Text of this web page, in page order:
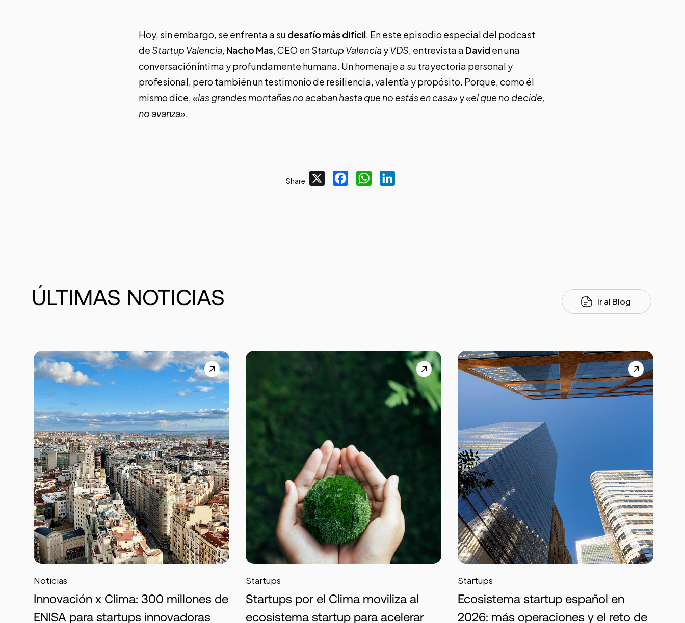
Hoy, sin embargo, se enfrenta a su desafío más difícil. En este episodio especial del podcast
de Startup Valencia, Nacho Mas, CEO enStartup ValenciayVDS, entrevista a Daviden una
conversación íntima y profundamente humana. Un homenaje a su trayectoria personal y
profesional, pero también un testimonio de resiliencia, valentía y propósito. Porque, como él
mismo dice,«las grandes montañas no acaban hasta que no estás en casa»y«el que no decide,
no avanza».
Share FacebookWhatsApp
ÚLTIMAS NOTICIAS Ir al Blog
Noticias
Innovación x Clima: 300 millones de
ENISA para startups innovadoras
Startups
Startups por el Clima moviliza al
ecosistema startup para acelerar
Startups
Ecosistema startup español en
2026: más operaciones y el reto de